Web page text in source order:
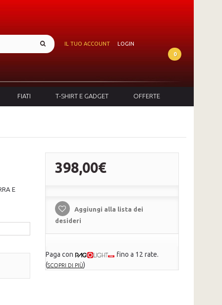
IL TUO ACCOUNT
LOGIN
0
FIATI T-SHIRT E GADGET OFFERTE
E
398,00€
Aggiungi alla lista dei
desideri
Paga con
fino a 12 rate.
(SCOPRI DI PIÙ)